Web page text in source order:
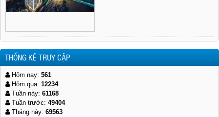
THỐNG KÊ TRUY CẬP
Hôm nay: 561
Hôm qua: 12234
Tuần này: 61168
Tuần trước: 49404
Tháng này: 69563